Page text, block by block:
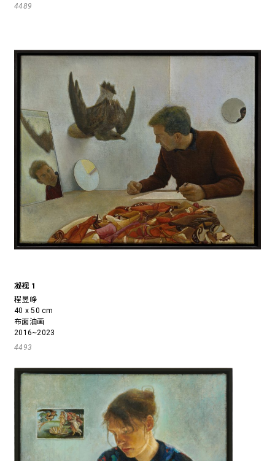
4489
凝视 1
程昱峥
40 x 50 cm
布面油画
2016~2023
4493